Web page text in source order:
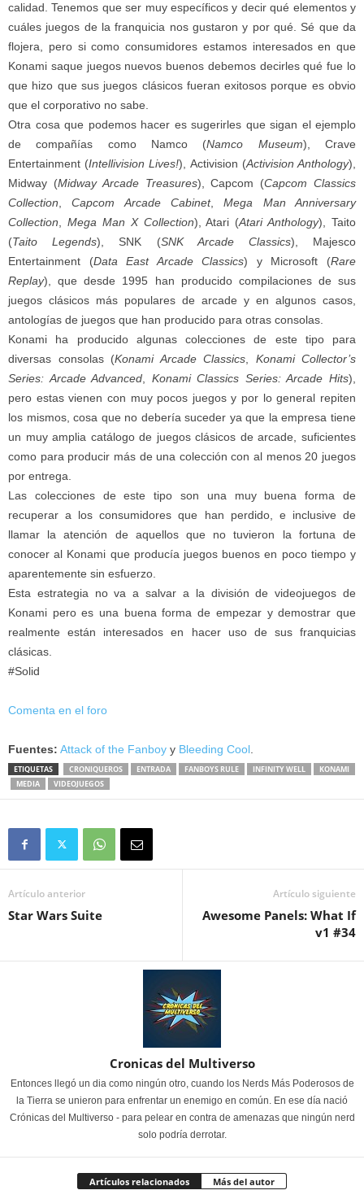
calidad. Tenemos que ser muy específicos y decir qué elementos y
cuáles juegos de la franquicia nos gustaron y por qué. Sé que da
flojera, pero si como consumidores estamos interesados en que
Konami saque juegos nuevos buenos debemos decirles qué fue lo
que hizo que sus juegos clásicos fueran exitosos porque es obvio
que el corporativo no sabe.
Otra cosa que podemos hacer es sugerirles que sigan el ejemplo
de compañías como Namco (Namco Museum), Crave
Entertainment (Intellivision Lives!), Activision (Activision Anthology),
Midway (Midway Arcade Treasures), Capcom (Capcom Classics
Collection ,Capcom Arcade Cabinet,Mega Man Anniversary
Collection
Mega Man X Collection), Atari (Atari Anthology), Taito
(Taito Legends), SNK (SNK Arcade Classics), Majesco
Entertainment (Data East Arcade Classics) y Microsoft (Rare
Replay), que desde 1995 han producido compilaciones de sus
juegos clásicos más populares de arcade y en algunos casos,
antologías de juegos que han producido para otras consolas.
Konami ha producido algunas colecciones de este tipo para
diversas consolas (Konami Arcade Classics
Konami Collector’s
Series: Arcade Advanced
Konami Classics Series: Arcade Hits),
pero estas vienen con muy pocos juegos y por lo general repiten
los mismos, cosa que no debería suceder ya que la empresa tiene
un muy amplia catálogo de juegos clásicos de arcade, suficientes
como para producir más de una colección con al menos 20 juegos
por entrega.
Las colecciones de este tipo son una muy buena forma de
recuperar a los consumidores que han perdido, e inclusive de
llamar la atención de aquellos que no tuvieron la fortuna de
conocer al Konami que producía juegos buenos en poco tiempo y
aparentemente sin esfuerzo.
Esta estrategia no va a salvar a la división de videojuegos de
Konami pero es una buena forma de empezar y demostrar que
realmente están interesados en hacer uso de sus franquicias
clásicas.
#Solid
Comenta en el foro
Fuentes: Attack of the Fanboy y Bleeding Cool
ETIQUETAS CRONIQUEROS ENTRADA FANBOYS RULE INFINITY WELL
KONAMI
MEDIA
VIDEOJUEGOS
Artículo anterior
Star Wars Suite
Artículo siguiente
Awesome Panels: What If
v1 #34
Cronicas del Multiverso
Entonces llegó un dia como ningún otro, cuando los Nerds Más Poderosos de
la Tierra se unieron para enfrentar un enemigo en común. En ese día nació
Crónicas del Multiverso - para pelear en contra de amenazas que ningún nerd
solo podría derrotar.
Artículos relacionados Más del autor